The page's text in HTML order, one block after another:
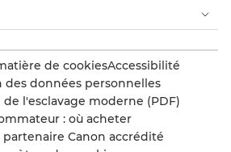
de cookiesAccessibilité
des données personnelles
l'esclavage moderne (PDF)
: où acheter
partenaire Canon accrédité